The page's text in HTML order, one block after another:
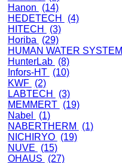
Hanon
(14)
HEDETECH
(4)
HITECH
(3)
Horiba
(29)
HUMAN WATER SYSTEM
HunterLab (8)
Infors-HT (10)
KWF (2)
LABTECH
(3)
MEMMERT (19)
Nabel
(1)
NABERTHERM
(1)
NICHIRYO (19)
NUVE
(15)
OHAUS
(27)